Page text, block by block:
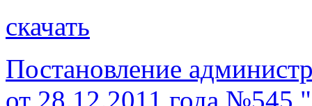
скачать
Постановление